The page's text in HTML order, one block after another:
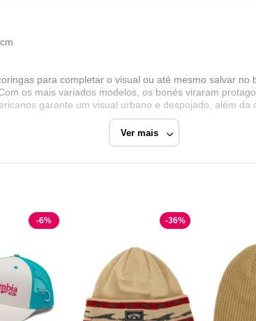
Razão Social
Dafiti Group
Ver mais
para completar o visual ou até mesmo salvar
os mais variados modelos, os bonés viraram
garante um visual urbano e despojado, além
mantendo uma cultura de inovação, a New
o tempo, cultura, esporte e moda, a New Era é
e atletas tem vestido hoje.
Bones e Gorros
-6% -36%